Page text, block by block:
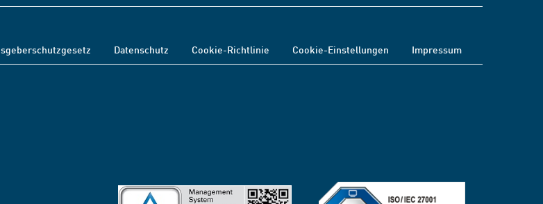
Datenschutz Cookie-Richtlinie Cookie-Einstellungen Impressum